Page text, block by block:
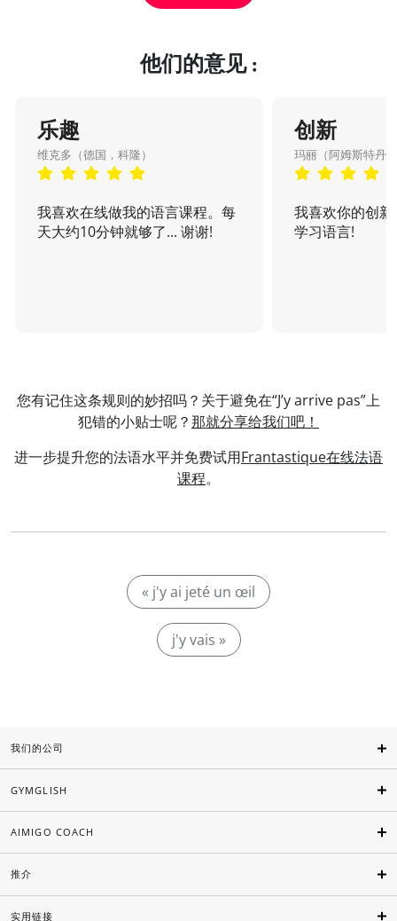
他们的意见 :
乐趣
维克多（德国，科隆）
我喜欢在线做我的语言课程。每
天大约10分钟就够了... 谢谢!
创新
玛丽（阿姆斯特丹
我喜欢你的创
学习语言!
您有记住这条规则的妙招吗？关于避免在“J’y arrive pas”上
犯错的小贴士呢？那就分享给我们吧！
进一步提升您的法语水平并免费试用Frantastique在线法语
课程。
« j'y ai jeté un œil
j'y vais »
我们的公司
GYMGLISH
AIMIGO COACH
推介
实用链接